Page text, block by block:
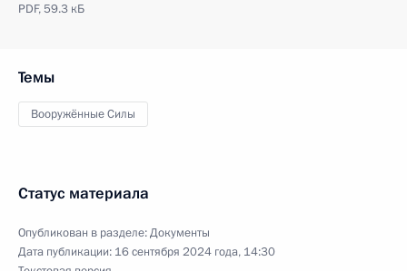
PDF,59.3 кБ
Темы
Вооружённые Силы
Статус материала
Опубликован в разделе:Документы
Дата публикации: 16 сентября 2024 года, 14:30